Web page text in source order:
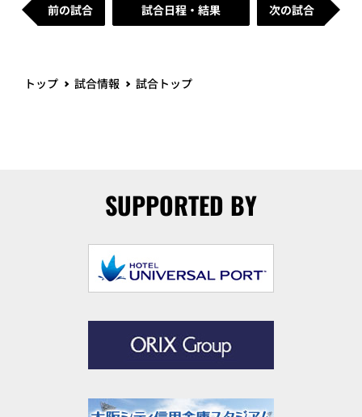
前の試合 試合日程・結果 次の試合
トップ 試合情報 試合トップ
SUPPORTED BY